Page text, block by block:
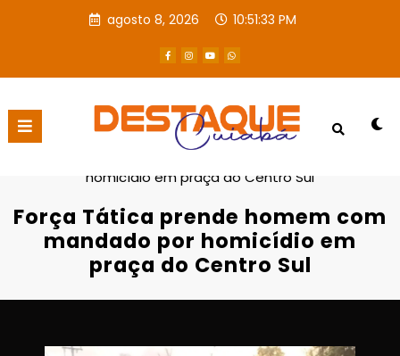
agosto 8, 2026 10:51:34 PM
Página inicial
Destaques
homicídio em praça do Centro Sul
Força Tática prende homem com
mandado por homicídio em
praça do Centro Sul